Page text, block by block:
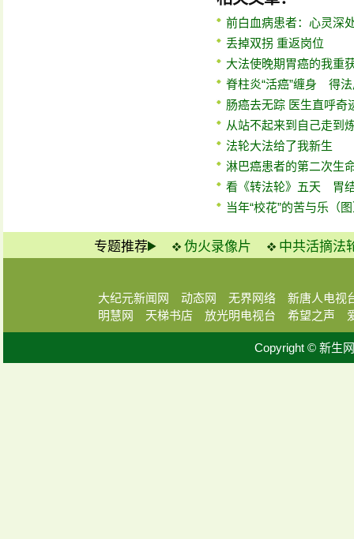
前白血病患者：心灵深
丢掉双拐 重返岗位
大法使晚期胃癌的我重
脊柱炎“活癌”缠身 得
肠癌去无踪 医生直呼奇
从站不起来到自己走到
法轮大法给了我新生
淋巴癌患者的第二次生
看《转法轮》五天 胃
当年“校花”的苦与乐（
专题推荐 伪火录像片 中共活摘法
大纪元新闻网 动态网 无界网络
新唐人电视
明慧网
天梯书店 放光明电视台 希望之声
Copyright © 新生